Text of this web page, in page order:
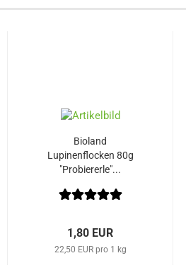
Bioland
Lupinenflocken 80g
"Probiererle"...
1,80 EUR
22,50 EUR pro 1 kg